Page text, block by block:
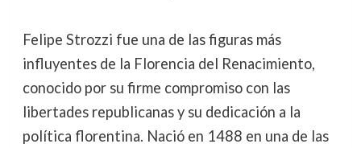
Felipe Strozzi fue una de las figuras más
influyentes de la Florencia del Renacimiento,
conocido por su firme compromiso con las
libertades republicanas y su dedicación a la
política florentina. Nació en 1488 en una de las